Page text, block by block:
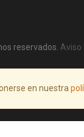
reservados. Aviso
en nuestra